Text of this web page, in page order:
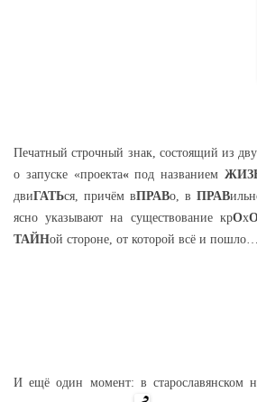
Печатный строчный знак, состоящий из
о запуске «проекта«под названием
двиГАТЬся, причём вПРАВо, вПРАВ
ясно указывают на существование крОх
ТАЙНой стороне, от которой всё и пошло…
И ещё один момент: в старославянском